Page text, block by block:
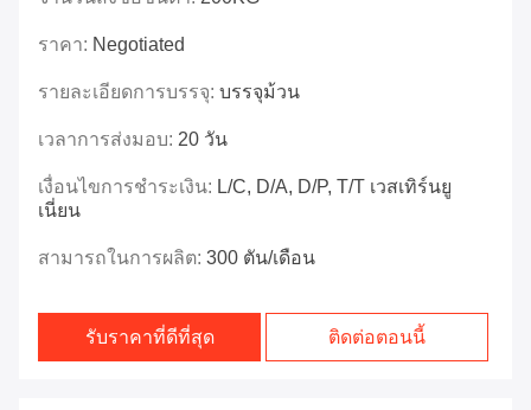
ราคา: Negotiated
รายละเอียดการบรรจุ: บรรจุม้วน
เวลาการส่งมอบ: 20 วัน
เงื่อนไขการชำระเงิน: L/C, D/A, D/P, T/T เวสเทิร์นยู
เนี่ยน
สามารถในการผลิต: 300 ตัน/เดือน
รับราคาที่ดีที่สุด ติดต่อตอนนี้